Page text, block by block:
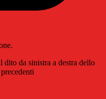
da sinistra a destra dello